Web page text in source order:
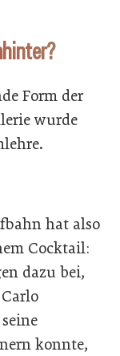
Form der
wurde
hat also
Cocktail:
dazu bei,
konnte,